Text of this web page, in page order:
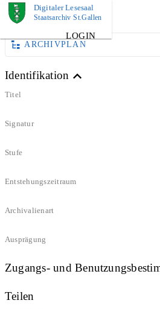
Digitaler Lesesaal
Staatsarchiv St.Gallen
LOGIN
DOKUMENT
ARCHIVPLAN
Identifikation
Titel
Signatur
Stufe
Entstehungszeitraum
Archivalienart
Ausprägung
Zugangs- und
Teilen